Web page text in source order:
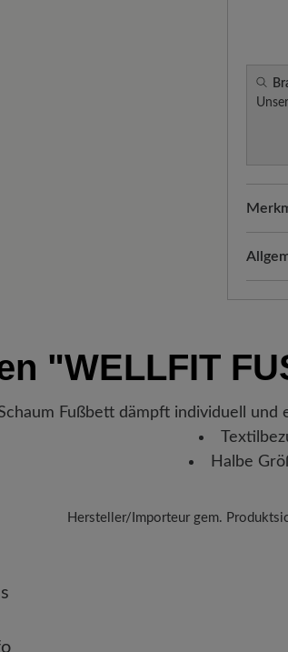
"WELLFIT
Fußbett dämpft individuell
Halbe
Hersteller/Importeur gem.